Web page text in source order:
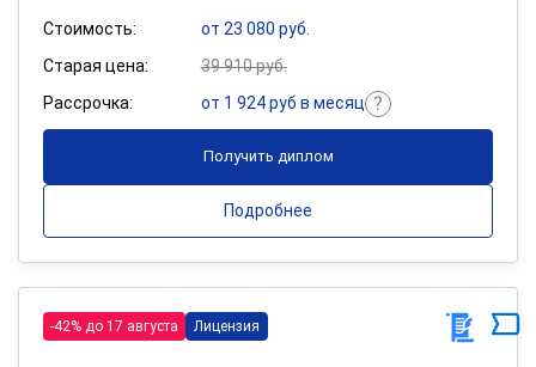
Стоимость:
от 23 080 руб.
Старая цена:
39 910 руб.
Рассрочка:
от 1 924 руб в месяц
Получить диплом
Подробнее
-42% до 17 августа Лицензия